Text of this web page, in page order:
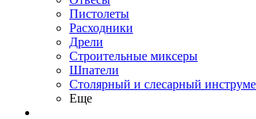
Пистолеты
Расходники
Дрели
Строительные миксеры
Шпатели
Столярный и слесарный
Еще